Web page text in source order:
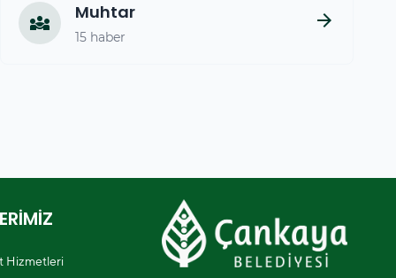
diversity_3 Muhtar
15 haber
arrow_forward
Hizmetleri